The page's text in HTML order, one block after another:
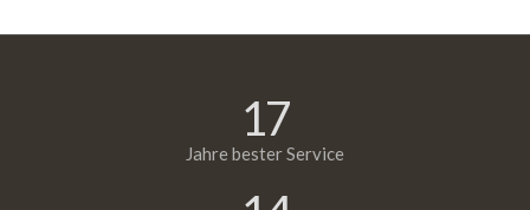
17
Jahre bester Service